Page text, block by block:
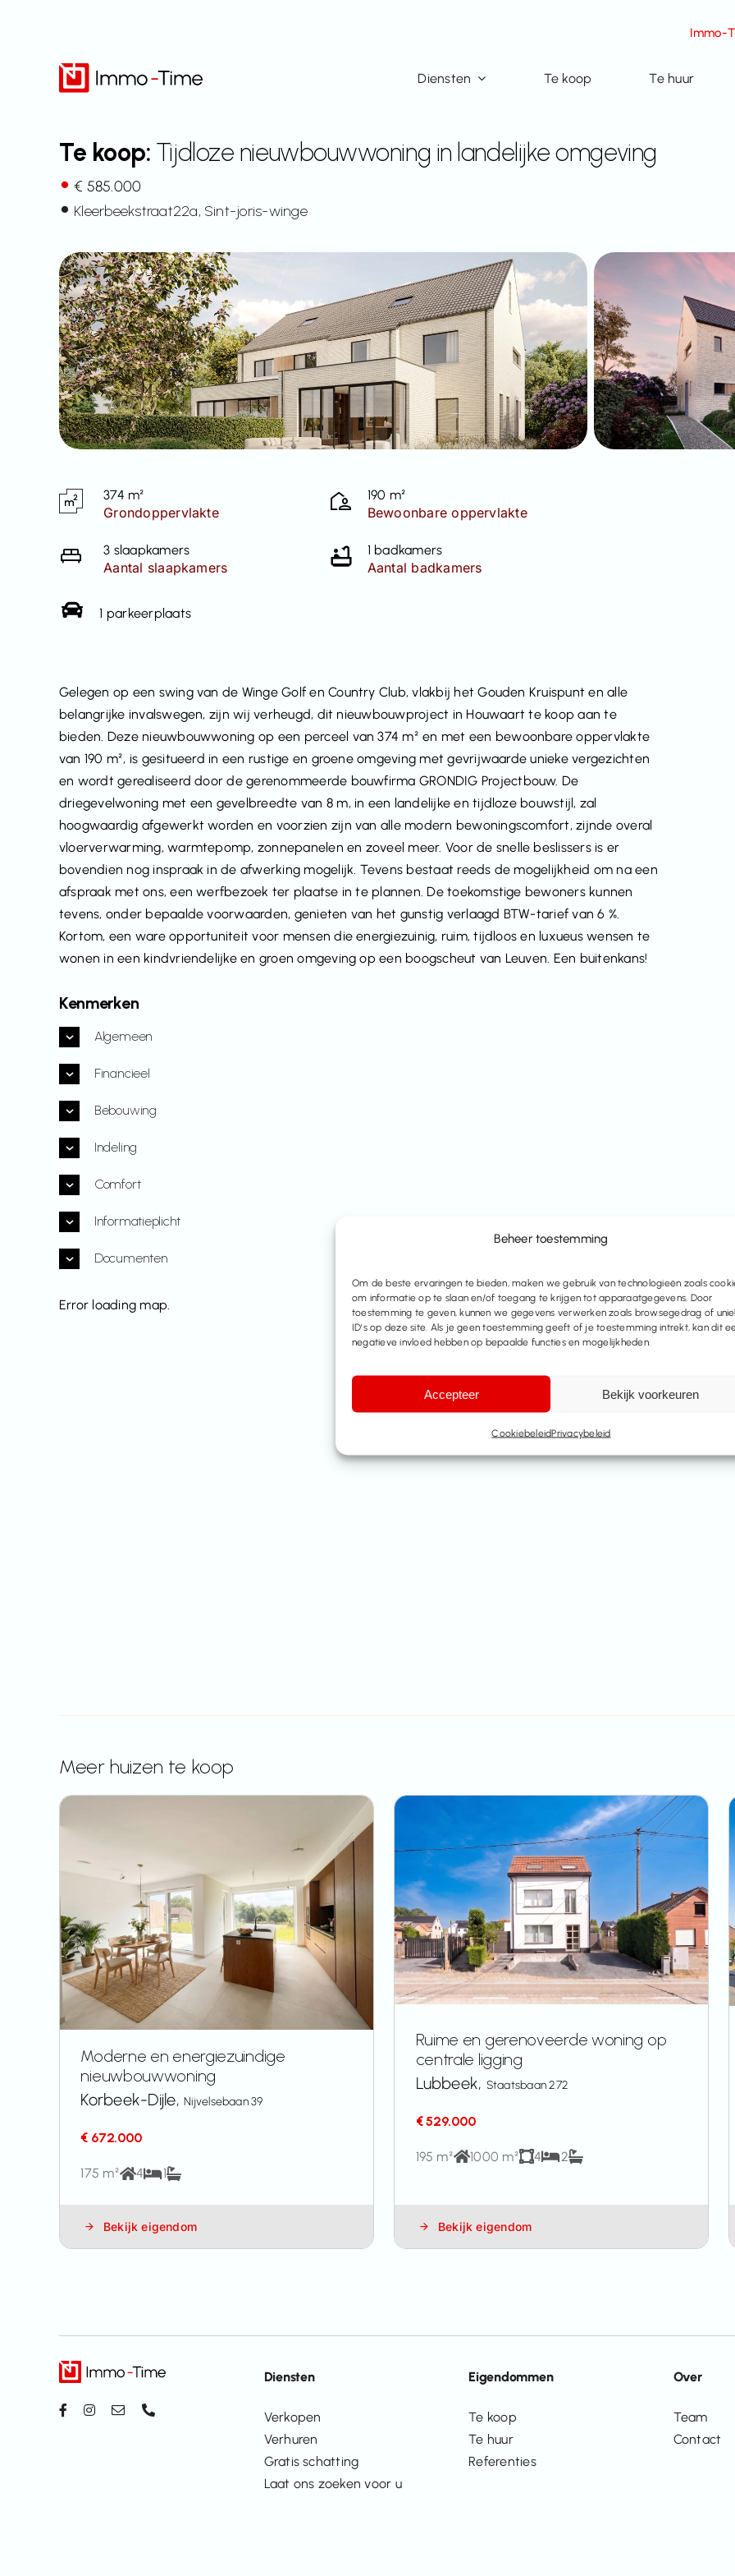
Beheer toestemming
Om de beste ervaringen te bieden, maken we gebruik van technologieën zoals
om informatie op te slaan en/of toegang te krijgen tot apparaatgegevens. Door
toestemming te geven, kunnen we gegevens verwerken zoals browsegedrag of
ID's op deze site. Als je geen toestemming geeft of je toestemming intrekt, kan dit
negatieve invloed hebben op bepaalde functies en mogelijkheden.
Accepteer Bekijk voorkeuren
CookiebeleidPrivacybeleid
Immo-
Diensten Te koop Te huur
Te koop: Tijdloze nieuwbouwwoning in landelijke omgeving
€ 585.000
Kleerbeekstraat22a, Sint-joris-winge
374 m²
Grondoppervlakte
190 m²
Bewoonbare oppervlakte
3 slaapkamers
Aantal slaapkamers
1 badkamers
Aantal badkamers
1 parkeerplaats
Gelegen op een swing van de Winge Golf en Country Club, vlakbij het Gouden Kruispunt en alle
belangrijke invalswegen, zijn wij verheugd, dit nieuwbouwproject in Houwaart te koop aan te
bieden. Deze nieuwbouwwoning op een perceel van 374 m² en met een bewoonbare oppervlakte
van 190 m², is gesitueerd in een rustige en groene omgeving met gevrijwaarde unieke vergezichten
en wordt gerealiseerd door de gerenommeerde bouwfirma GRONDIG Projectbouw. De
driegevelwoning met een gevelbreedte van 8 m, in een landelijke en tijdloze bouwstijl, zal
hoogwaardig afgewerkt worden en voorzien zijn van alle modern bewoningscomfort, zijnde overal
vloerverwarming, warmtepomp, zonnepanelen en zoveel meer. Voor de snelle beslissers is er
bovendien nog inspraak in de afwerking mogelijk. Tevens bestaat reeds de mogelijkheid om na een
afspraak met ons, een werfbezoek ter plaatse in te plannen. De toekomstige bewoners kunnen
tevens, onder bepaalde voorwaarden, genieten van het gunstig verlaagd BTW-tarief van 6 %.
Kortom, een ware opportuniteit voor mensen die energiezuinig, ruim, tijdloos en luxueus wensen te
wonen in een kindvriendelijke en groen omgeving op een boogscheut van Leuven. Een buitenkans!
Kenmerken
Algemeen
Financieel
Bebouwing
Indeling
Comfort
Informatieplicht
Documenten
Error loading map.
Meer huizen te koop
Moderne en energiezuindige
nieuwbouwwoning
Korbeek-Dijle,Nijvelsebaan 39
€ 672.000
175 m² 4 1
Bekijk eigendom
Ruime en gerenoveerde woning op
centrale ligging
Lubbeek, Staatsbaan 272
€ 529.000
195 m² 1000 m² 4 2
Bekijk eigendom
Diensten
Verkopen
Verhuren
Gratis schatting
Laat ons zoeken voor u
Eigendommen
Te koop
Te huur
Referenties
Over
Team
Contact